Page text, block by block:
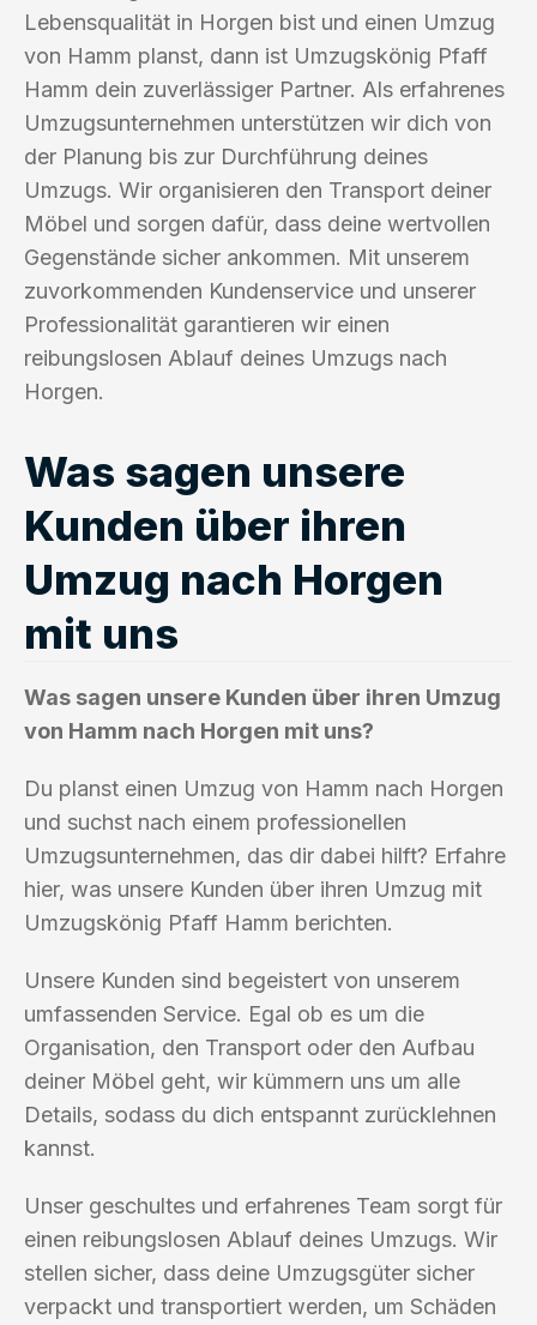
Lebensqualität in Horgen bist und einen Umzug
von Hamm planst, dann ist Umzugskönig Pfaff
Hamm dein zuverlässiger Partner. Als erfahrenes
Umzugsunternehmen unterstützen wir dich von
der Planung bis zur Durchführung deines
Umzugs. Wir organisieren den Transport deiner
Möbel und sorgen dafür, dass deine wertvollen
Gegenstände sicher ankommen. Mit unserem
zuvorkommenden Kundenservice und unserer
Professionalität garantieren wir einen
reibungslosen Ablauf deines Umzugs nach
Horgen.
Was sagen unsere
Kunden über ihren
Umzug nach Horgen
mit uns
Was sagen unsere Kunden über ihren Umzug
von Hamm nach Horgen mit uns?
Du planst einen Umzug von Hamm nach Horgen
und suchst nach einem professionellen
Umzugsunternehmen, das dir dabei hilft? Erfahre
hier, was unsere Kunden über ihren Umzug mit
Umzugskönig Pfaff Hamm berichten.
Unsere Kunden sind begeistert von unserem
umfassenden Service. Egal ob es um die
Organisation, den Transport oder den Aufbau
deiner Möbel geht, wir kümmern uns um alle
Details, sodass du dich entspannt zurücklehnen
kannst.
Unser geschultes und erfahrenes Team sorgt für
einen reibungslosen Ablauf deines Umzugs. Wir
stellen sicher, dass deine Umzugsgüter sicher
verpackt und transportiert werden, um Schäden